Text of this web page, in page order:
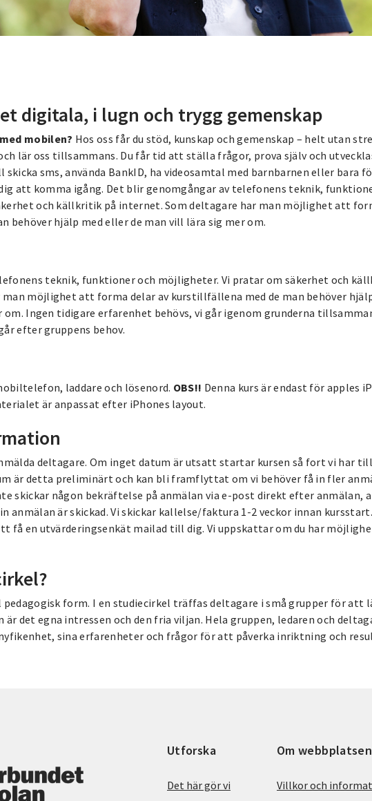
digitala, i lugn och trygg gemenskap
mobilen? Hos oss får du stöd, kunskap och gemenskap – helt utan
lär oss tillsammans. Du får tid att ställa frågor, prova själv och
sms, använda BankID, ha videosamtal med barnbarnen eller bara
att komma igång. Det blir genomgångar av telefonens teknik,
och källkritik på internet. Som deltagare har man möjlighet att
behöver hjälp med eller de man vill lära sig mer om.
teknik, funktioner och möjligheter. Vi pratar om säkerhet och
möjlighet att forma delar av kurstillfällena med de man behöver
Ingen tidigare erfarenhet behövs, vi går igenom grunderna
efter gruppens behov.
laddare och lösenord. OBS!! Denna kurs är endast för apples
är anpassat efter iPhones layout.
deltagare. Om inget datum är utsatt startar kursen så fort vi har
är detta preliminärt och kan bli framflyttat om vi behöver få in fler
skickar någon bekräftelse på anmälan via e-post direkt efter anmälan,
anmälan är skickad. Vi skickar kallelse/faktura 1-2 veckor innan
få en utvärderingsenkät mailad till dig. Vi uppskattar om du har
pedagogisk form. I en studiecirkel träffas deltagare i små grupper för att
det egna intressen och den fria viljan. Hela gruppen, ledaren och
sina erfarenheter och frågor för att påverka inriktning och
Utforska
Det här gör vi
Om webbplatsen
Villkor och